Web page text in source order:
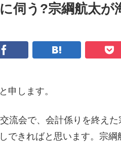
伺う?宗綱航太が
申します。
流会で、会計係りを終え
できればと思います。宗